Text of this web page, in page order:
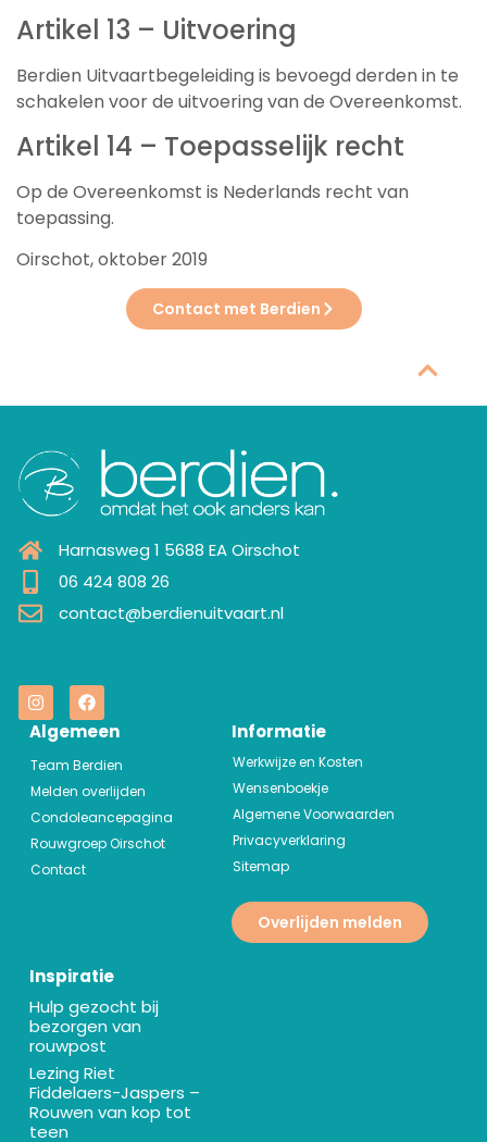
Artikel 13 – Uitvoering
Berdien Uitvaartbegeleiding is bevoegd derden in te
schakelen voor de uitvoering van de Overeenkomst.
Artikel 14 – Toepasselijk recht
Op de Overeenkomst is Nederlands recht van
toepassing.
Oirschot, oktober 2019
Contact met Berdien
Harnasweg 1 5688 EA Oirschot
06 424 808 26
contact@berdienuitvaart.nl
Algemeen
Team Berdien
Melden overlijden
Condoleancepagina
Rouwgroep Oirschot
Contact
Informatie
Werkwijze en Kosten
Wensenboekje
Algemene Voorwaarden
Privacyverklaring
Sitemap
Overlijden melden
Inspiratie
Hulp gezocht bij
bezorgen van
rouwpost
Lezing Riet
Fiddelaers-Jaspers –
Rouwen van kop tot
teen